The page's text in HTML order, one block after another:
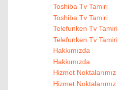
Toshiba Tv Tamiri
Toshiba Tv Tamiri
Telefunken Tv Tamiri
Telefunken Tv Tamiri
Hakkımızda
Hakkımızda
Hizmet Noktalarımız
Hizmet Noktalarımız